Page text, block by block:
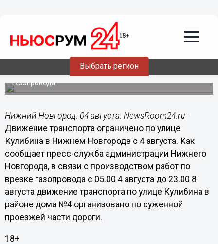
Выбрать регион
Движение транспорта ограничено по
улице Кулибина в Нижнем Новгороде с
4 августа
Изменения вызваны производством работ по врезке
газопровода.
Нижний Новгород. 04 августа. NewsRoom24.ru -
Движение транспорта ограничено по улице
Кулибина в Нижнем Новгороде с 4 августа. Как
сообщает пресс-служба администрации Нижнего
Новгорода, в связи с производством работ по
врезке газопровода с 05.00 4 августа до 23.00 8
августа движение транспорта по улице Кулибина в
районе дома №4 организовано по суженной
проезжей части дороги.
18+